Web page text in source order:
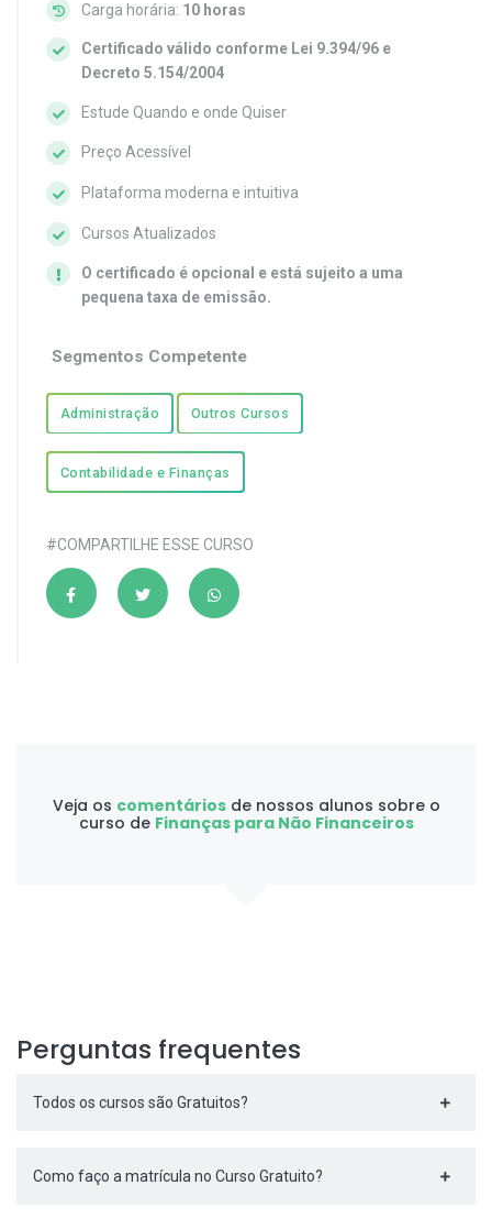
Carga horária: 10 horas
Certificado válido conforme Lei 9.394/96 e
Decreto 5.154/2004
Estude Quando e onde Quiser
Preço Acessível
Plataforma moderna e intuitiva
Cursos Atualizados
O certificado é opcional e está sujeito a uma
pequena taxa de emissão.
Segmentos Competente
Administração Outros Cursos
Contabilidade e Finanças
#COMPARTILHE ESSE CURSO
Veja os comentáriosde nossos alunos sobre o
curso de Finanças para Não Financeiros
Perguntas frequentes
Todos os cursos são Gratuitos?
Como faço a matrícula no Curso Gratuito?